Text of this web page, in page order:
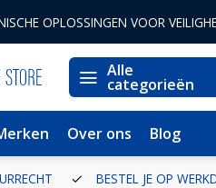
OPLOSSINGEN VOOR
Alle
categorieën
Over ons Blog
BESTEL JE OP